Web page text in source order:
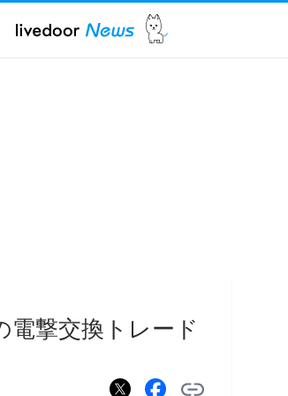
電撃交換トレード